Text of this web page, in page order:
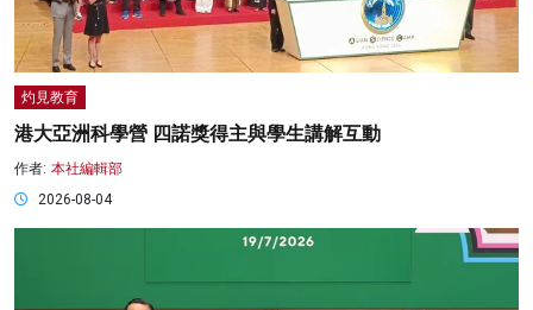
灼見教育
港大亞洲科學營 四諾獎得主與學生講解互動
作者: 本社編輯部
2026-08-04